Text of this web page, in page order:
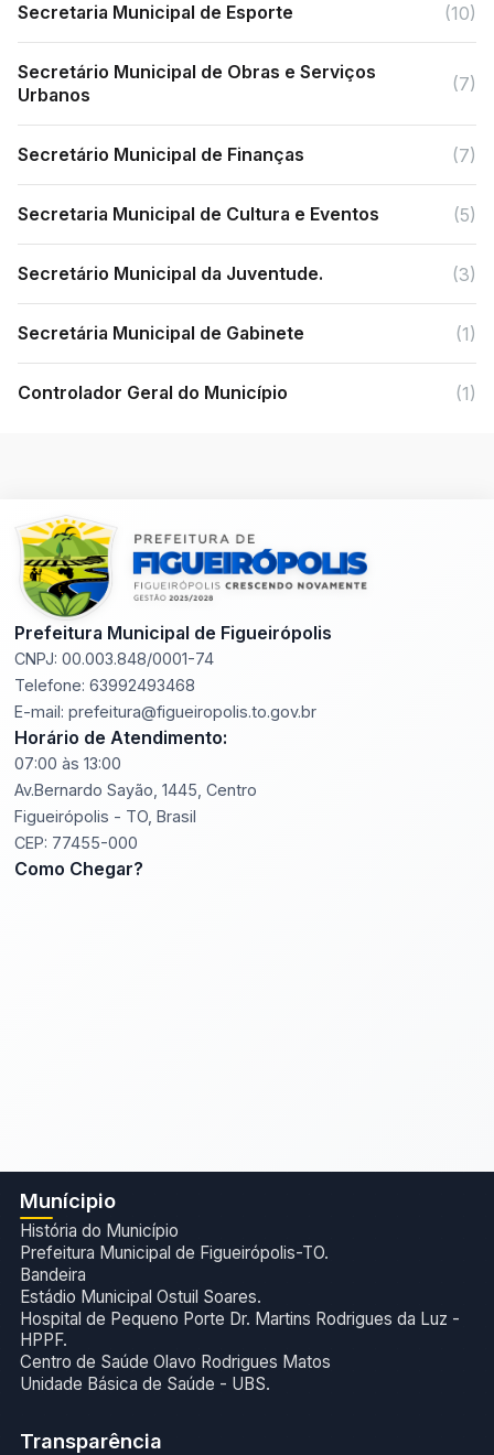
Secretaria Municipal de Esporte (10)
Secretário Municipal de Obras e Serviços
Urbanos
(7)
Secretário Municipal de Finanças (7)
Secretaria Municipal de Cultura e Eventos (5)
Secretário Municipal da Juventude. (3)
Secretária Municipal de Gabinete (1)
Controlador Geral do Município (1)
Prefeitura Municipal de Figueirópolis
CNPJ: 00.003.848/0001-74
Telefone: 63992493468
E-mail: prefeitura@figueiropolis.to.gov.br
Horário de Atendimento:
07:00 às 13:00
Av.Bernardo Sayão, 1445, Centro
Figueirópolis - TO, Brasil
CEP: 77455-000
Como Chegar?
Munícipio
História do Município
Prefeitura Municipal de Figueirópolis-TO.
Bandeira
Estádio Municipal Ostuil Soares.
Hospital de Pequeno Porte Dr. Martins Rodrigues da Luz -
HPPF.
Centro de Saúde Olavo Rodrigues Matos
Unidade Básica de Saúde - UBS.
Transparência